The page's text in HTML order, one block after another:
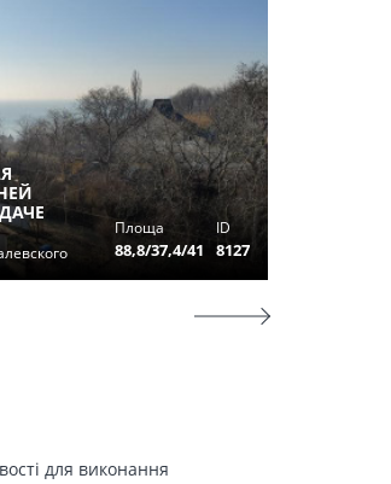
Площа
88,8/37,4/41
ID
8127
для виконання